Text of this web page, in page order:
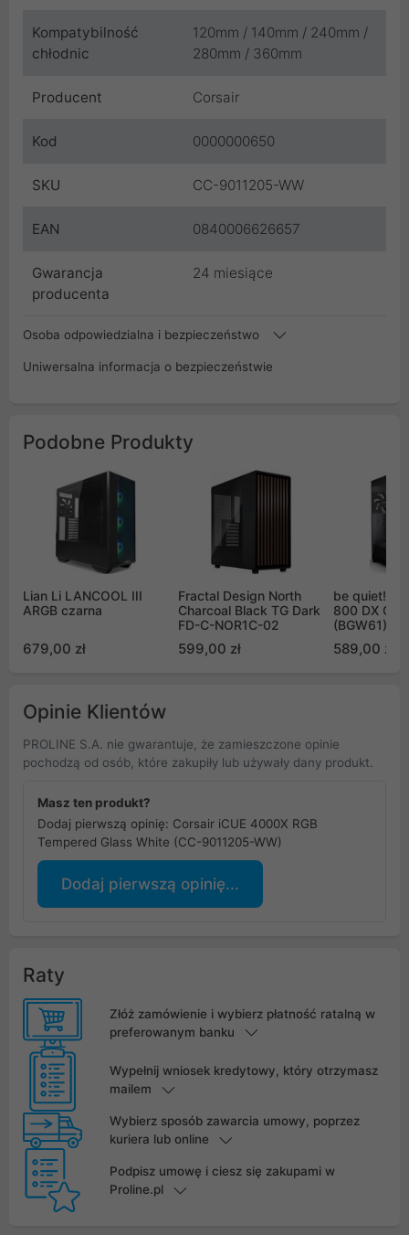
Kompatybilność
chłodnic
120mm / 140mm / 240mm /
280mm / 360mm
Producent Corsair
Kod 0000000650
SKU CC-9011205-WW
EAN 0840006626657
Gwarancja
producenta
24 miesiące
Osoba odpowiedzialna i bezpieczeństwo
Uniwersalna informacja o bezpieczeństwie
Podobne Produkty
Lian Li LANCOOL III
ARGB czarna
679,00 zł
Fractal Design North
Charcoal Black TG Dark
FD-C-NOR1C-02
599,00 zł
be quiet!
800 DX
(BGW61)
589,00 zł
Opinie Klientów
PROLINE S.A. nie gwarantuje, że zamieszczone opinie
pochodzą od osób, które zakupiły lub używały dany produkt.
Masz ten produkt?
Dodaj pierwszą opinię: Corsair iCUE 4000X RGB
Tempered Glass White (CC-9011205-WW)
Dodaj pierwszą opinię...
Raty
Złóż zamówienie i wybierz płatność ratalną w
preferowanym banku
Wypełnij wniosek kredytowy, który otrzymasz
mailem
Wybierz sposób zawarcia umowy, poprzez
kuriera lub online
Podpisz umowę i ciesz się zakupami w
Proline.pl